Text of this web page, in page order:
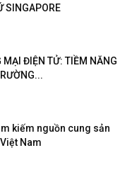
SINGAPORE
MẠI ĐIỆN TỬ: TIỀM NĂNG
kiếm nguồn cung sản
Nam